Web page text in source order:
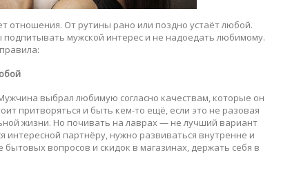
отношения. От рутины рано или поздно устаёт любой.
подпитывать мужской интерес и не надоедать любимому.
выбрал любимую согласно качествам, которые он
притворяться и быть кем-то ещё, если это не разовая
жизни. Но почивать на лаврах — не лучший вариант
интересной партнёру, нужно развиваться внутренне и
вопросов и скидок в магазинах, держать себя в